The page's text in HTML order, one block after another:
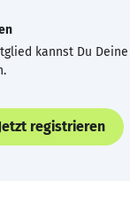
kannst Du Deine
registrieren